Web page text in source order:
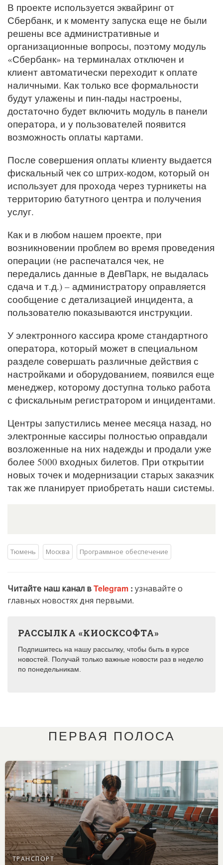
В проекте используется эквайринг от
Сбербанк, и к моменту запуска еще не были
решены все административные и
организационные вопросы, поэтому модуль
«Сбербанк» на терминалах отключен и
клиент автоматически переходит к оплате
наличными. Как только все формальности
будут улажены и пин-пады настроены,
достаточно будет включить модуль в панели
оператора, и у пользователей появится
возможность оплаты картами.
После совершения оплаты клиенту выдается
фискальный чек со штрих-кодом, который он
использует для прохода через турникеты на
территорию батутного центра и получения
услуг.
Как и в любом нашем проекте, при
возникновении проблем во время проведения
операции (не распечатался чек, не
передались данные в ДевПарк, не выдалась
сдача и т.д.) – администратору оправляется
сообщение с детализацией инцидента, а
пользователю показываются инструкции.
У электронного кассира кроме стандартного
оператора, который может в специальном
разделе совершать различные действия с
настройками и оборудованием, появился еще
менеджер, которому доступна только работа
с фискальным регистратором и инцидентами.
Центры запустились менее месяца назад, но
электронные кассиры полностью оправдали
возложенные на них надежды и продали уже
более 5000 входных билетов. При открытии
новых точек и модернизации старых заказчик
так же планирует приобретать наши системы.
Тюмень Москва Программное обеспечение
Читайте наш канал вTelegram : узнавайте о
главных новостях дня первыми.
РАССЫЛКА «КИОСКСОФТА»
Подпишитесь на нашу рассылку, чтобы быть в курсе
новостей. Получай только важные новости раз в неделю
по понедельникам.
ПЕРВАЯ ПОЛОСА
ТРАНСПОРТ